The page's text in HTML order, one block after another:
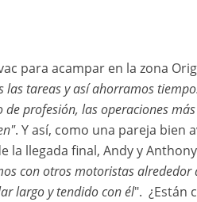
para acampar en la zona
las tareas y así ahorramos
de profesión, las operaciones
. Y así, como una pareja bien
la llegada final, Andy y
con otros motoristas
largo y tendido con él". ¿Están